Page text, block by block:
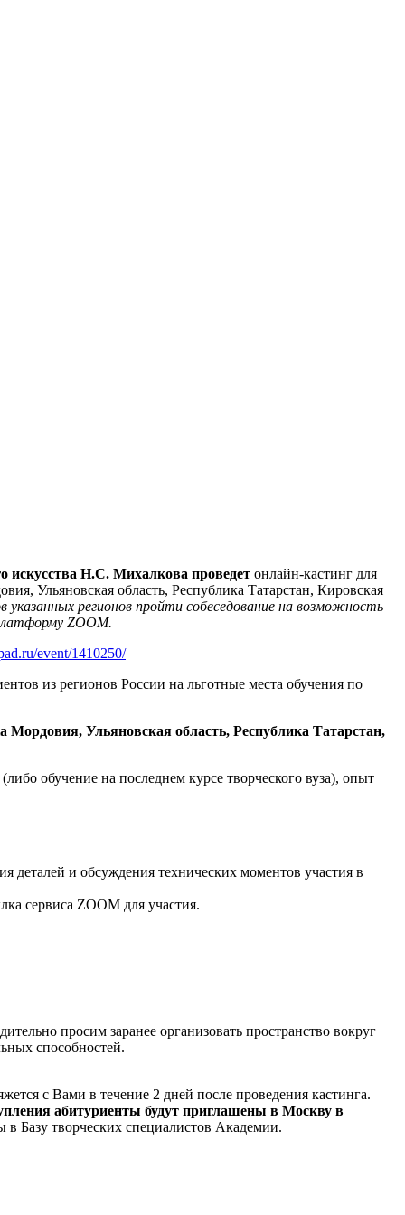
искусства Н.С. Михалкова проведет онлайн-кастинг для
Ульяновская область, Республика Татарстан, Кировская
регионов пройти собеседование на возможность
ZOOM.
event/1410250/
из регионов России на льготные места обучения по
Ульяновская область, Республика Татарстан,
обучение на последнем курсе творческого вуза), опыт
деталей и обсуждения технических моментов участия в
сервиса ZOOM для участия.
просим заранее организовать пространство вокруг
способностей.
с Вами в течение 2 дней после проведения кастинга.
абитуриенты будут приглашены в Москву в
в Базу творческих специалистов Академии.